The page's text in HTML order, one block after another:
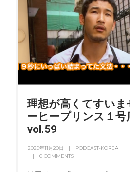
理想が高くてすいま
ーヒープリンス１号
vol.59
2020年11月20日 PODCAST-KOREA
0 COMMENTS